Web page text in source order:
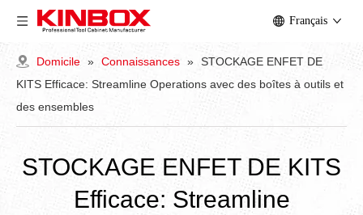
Français
Domicile » Connaissances »
STOCKAGE ENFET DE
KITS Efficace: Streamline Operations avec des boîtes à outils et
des ensembles
STOCKAGE ENFET DE KITS
Efficace: Streamline